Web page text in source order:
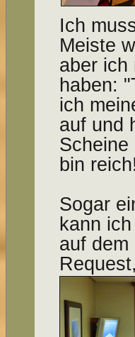
Ich
Meiste
aber ich
haben:
ich
auf und
bin reich!
Sogar
kann
auf
Request,